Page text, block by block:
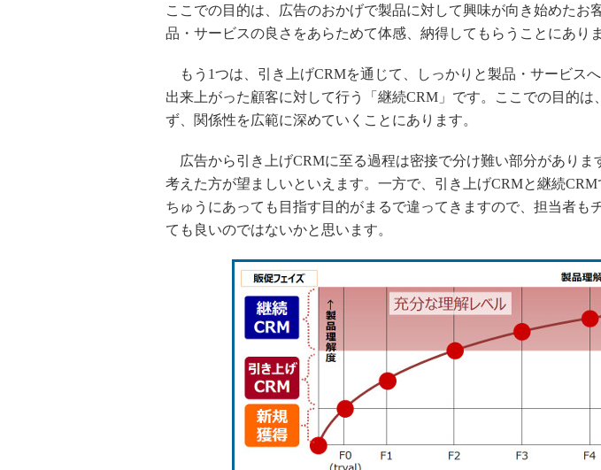
ここでの目的は、広告のおかげで製品に対して興味が向き始めたお
品・サービスの良さをあらためて体感、納得してもらうことにありま
もう1つは、引き上げCRMを通じて、しっかりと製品・サービス
出来上がった顧客に対して行う「継続CRM」です。ここでの目的は
ず、関係性を広範に深めていくことにあります。
広告から引き上げCRMに至る過程は密接で分け難い部分がありま
考えた方が望ましいといえます。一方で、引き上げCRMと継続
ちゅうにあっても目指す目的がまるで違ってきますので、担当者も
ても良いのではないかと思います。